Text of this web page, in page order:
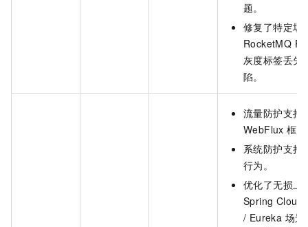
题。
修复了特定场
RocketMQ
灰度标签丢失
陷。
流量防护支持
WebFlux 框
系统防护支持
行为。
优化了无损上
Spring Cloud
/ Eureka 场景